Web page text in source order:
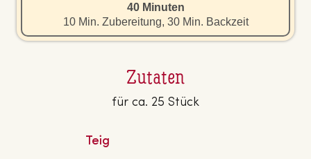
40 Minuten
10 Min. Zubereitung, 30 Min. Backzeit
Zutaten
für ca. 25 Stück
Teig